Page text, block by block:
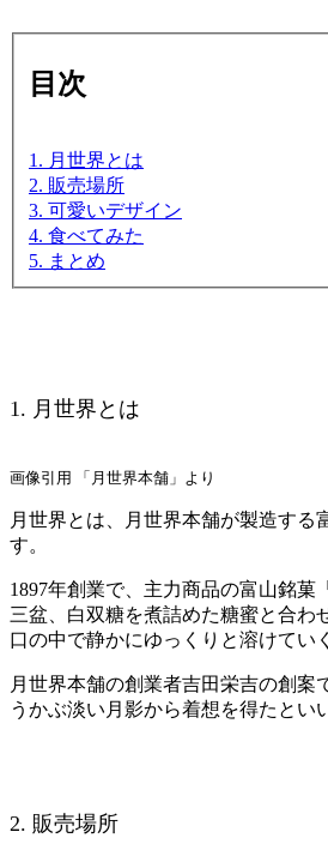
目次
1. 月世界とは
2. 販売場所
3. 可愛いデザイン
4. 食べてみた
5. まとめ
1. 月世界とは
画像引用 「月世界本舗」より
月世界とは、月世界本舗が製造する
す。
1897年創業で、主力商品の富山銘菓
三盆、白双糖を煮詰めた糖蜜と合わ
口の中で静かにゆっくりと溶けてい
月世界本舗の創業者吉田栄吉の創案
うかぶ淡い月影から着想を得たとい
2. 販売場所